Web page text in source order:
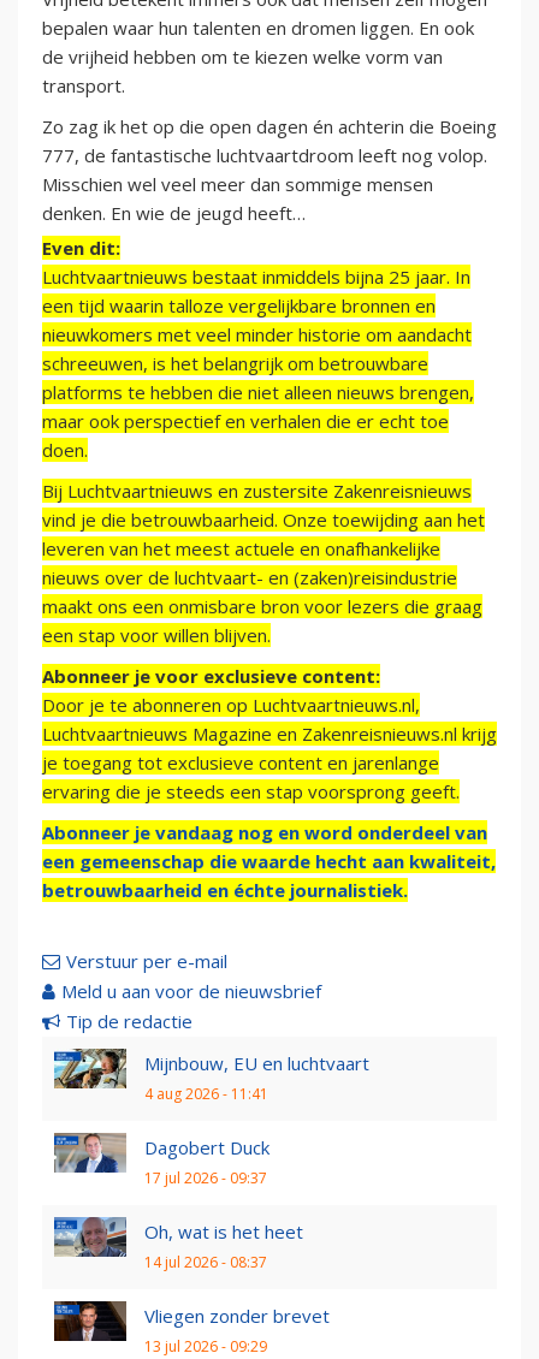
bepalen waar hun talenten en dromen liggen. En ook
de vrijheid hebben om te kiezen welke vorm van
transport.
Zo zag ik het op die open dagen én achterin die Boeing
777, de fantastische luchtvaartdroom leeft nog volop.
Misschien wel veel meer dan sommige mensen
denken. En wie de jeugd heeft…
Even dit:
Luchtvaartnieuws bestaat inmiddels bijna 25 jaar. In
een tijd waarin talloze vergelijkbare bronnen en
nieuwkomers met veel minder historie om aandacht
schreeuwen, is het belangrijk om betrouwbare
platforms te hebben die niet alleen nieuws brengen,
maar ook perspectief en verhalen die er echt toe
doen.
Bij Luchtvaartnieuws en zustersite Zakenreisnieuws
vind je die betrouwbaarheid. Onze toewijding aan het
leveren van het meest actuele en onafhankelijke
nieuws over de luchtvaart- en (zaken)reisindustrie
maakt ons een onmisbare bron voor lezers die graag
een stap voor willen blijven.
Abonneer je voor exclusieve content:
Door je te abonneren op Luchtvaartnieuws.nl,
Luchtvaartnieuws Magazine en Zakenreisnieuws.nl krijg
je toegang tot exclusieve content en jarenlange
ervaring die je steeds een stap voorsprong geeft.
Abonneer je vandaag nog en word onderdeel van
een gemeenschap die waarde hecht aan kwaliteit,
betrouwbaarheid en échte journalistiek.
Verstuur per e-mail
Meld u aan voor de nieuwsbrief
Tip de redactie
Mijnbouw, EU en luchtvaart
4 aug 2026 - 11:41
Dagobert Duck
17 jul 2026 - 09:37
Oh, wat is het heet
14 jul 2026 - 08:37
Vliegen zonder brevet
13 jul 2026 - 09:29